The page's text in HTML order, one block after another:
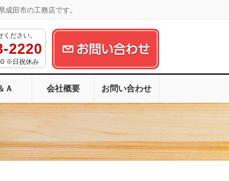
田市の工務店です。
ださい。
2220
※日祝休み
Ａ 会社概要 お問い合わせ